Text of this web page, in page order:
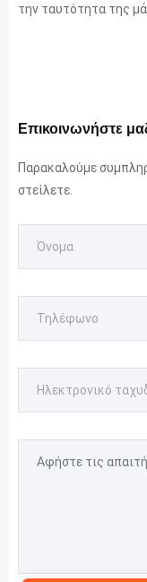
την ταυτότητα της
Επικοινωνήστε
Παρακαλούμε
στείλετε.